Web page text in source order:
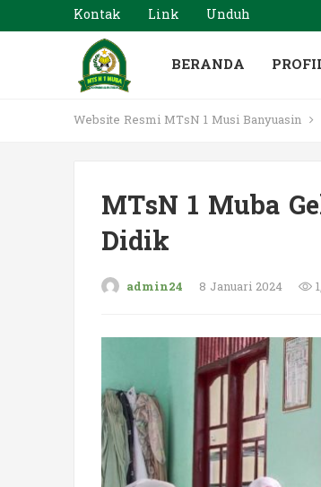
Kontak Link Unduh
BERANDA
Website Resmi MTsN 1 Musi Banyuasin
MTsN 1 Muba
Didik
admin24 8 Januari 2024